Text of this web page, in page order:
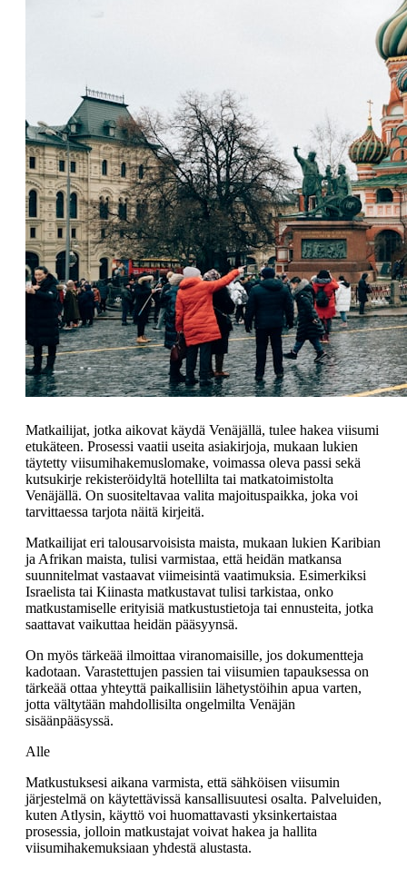
Matkailijat, jotka aikovat käydä Venäjällä, tulee hakea viisumi
etukäteen. Prosessi vaatii useita asiakirjoja, mukaan lukien
täytetty viisumihakemuslomake, voimassa oleva passi sekä
kutsukirje rekisteröidyltä hotellilta tai matkatoimistolta
Venäjällä. On suositeltavaa valita majoituspaikka, joka voi
tarvittaessa tarjota näitä kirjeitä.
Matkailijat eri talousarvoisista maista, mukaan lukien Karibian
ja Afrikan maista, tulisi varmistaa, että heidän matkansa
suunnitelmat vastaavat viimeisintä vaatimuksia. Esimerkiksi
Israelista tai Kiinasta matkustavat tulisi tarkistaa, onko
matkustamiselle erityisiä matkustustietoja tai ennusteita, jotka
saattavat vaikuttaa heidän pääsyynsä.
On myös tärkeää ilmoittaa viranomaisille, jos dokumentteja
kadotaan. Varastettujen passien tai viisumien tapauksessa on
tärkeää ottaa yhteyttä paikallisiin lähetystöihin apua varten,
jotta vältytään mahdollisilta ongelmilta Venäjän
sisäänpääsyssä.
Alle
Matkustuksesi aikana varmista, että sähköisen viisumin
järjestelmä on käytettävissä kansallisuutesi osalta. Palveluiden,
kuten Atlysin, käyttö voi huomattavasti yksinkertaistaa
prosessia, jolloin matkustajat voivat hakea ja hallita
viisumihakemuksiaan yhdestä alustasta.